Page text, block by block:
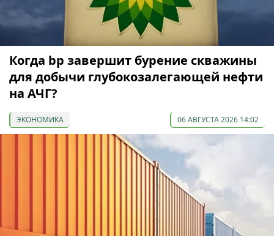
Когда bp завершит бурение скважины
для добычи глубокозалегающей нефти
на АЧГ?
ЭКОНОМИКА 06 АВГУСТА 2026 14:02